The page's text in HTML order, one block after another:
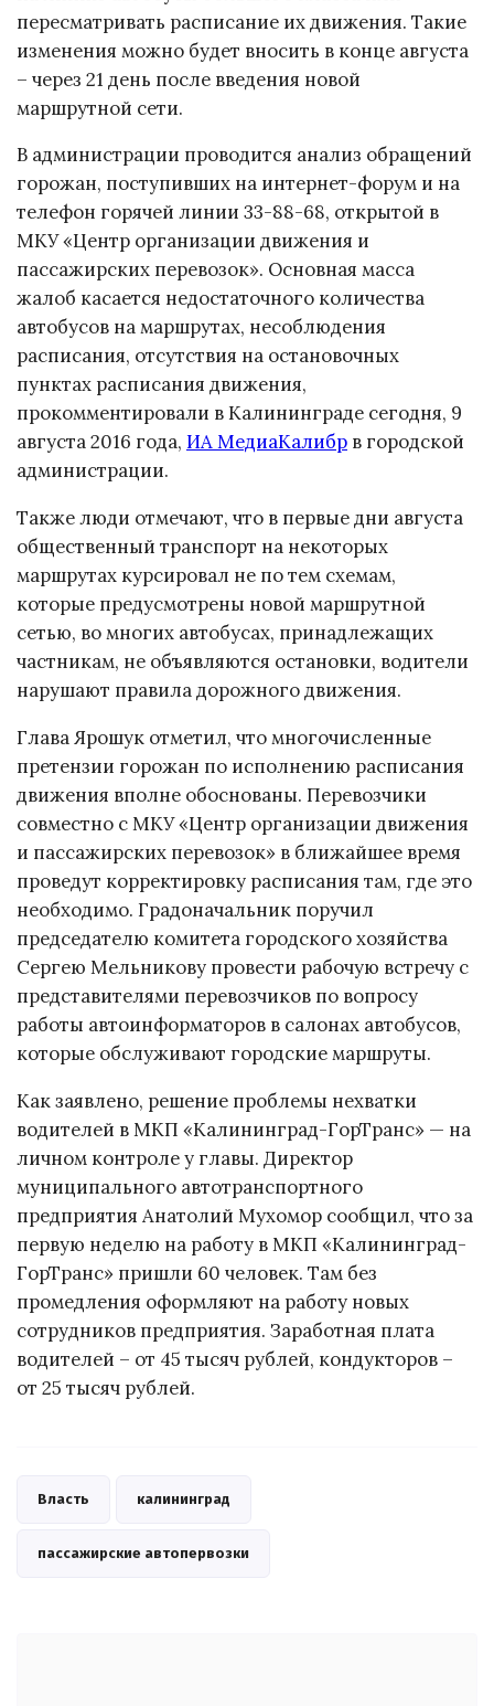
пересматривать расписание их движения. Такие
изменения можно будет вносить в конце августа
– через 21 день после введения новой
маршрутной сети.
В администрации проводится анализ обращений
горожан, поступивших на интернет-форум и на
телефон горячей линии 33-88-68, открытой в
МКУ «Центр организации движения и
пассажирских перевозок». Основная масса
жалоб касается недостаточного количества
автобусов на маршрутах, несоблюдения
расписания, отсутствия на остановочных
пунктах расписания движения,
прокомментировали в Калининграде сегодня, 9
августа 2016 года, ИА МедиаКалибр в городской
администрации.
Также люди отмечают, что в первые дни августа
общественный транспорт на некоторых
маршрутах курсировал не по тем схемам,
которые предусмотрены новой маршрутной
сетью, во многих автобусах, принадлежащих
частникам, не объявляются остановки, водители
нарушают правила дорожного движения.
Глава Ярошук отметил, что многочисленные
претензии горожан по исполнению расписания
движения вполне обоснованы. Перевозчики
совместно с МКУ «Центр организации движения
и пассажирских перевозок» в ближайшее время
проведут корректировку расписания там, где это
необходимо. Градоначальник поручил
председателю комитета городского хозяйства
Сергею Мельникову провести рабочую встречу с
представителями перевозчиков по вопросу
работы автоинформаторов в салонах автобусов,
которые обслуживают городские маршруты.
Как заявлено, решение проблемы нехватки
водителей в МКП «Калининград-ГорТранс» — на
личном контроле у главы. Директор
муниципального автотранспортного
предприятия Анатолий Мухомор сообщил, что за
первую неделю на работу в МКП «Калининград-
ГорТранс» пришли 60 человек. Там без
промедления оформляют на работу новых
сотрудников предприятия. Заработная плата
водителей – от 45 тысяч рублей, кондукторов –
от 25 тысяч рублей.
Власть калининград
пассажирские автопервозки